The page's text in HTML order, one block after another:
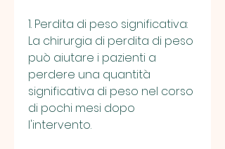
1. Perdita di peso significativa:
La chirurgia di perdita di peso
può aiutare i pazienti a
perdere una quantità
significativa di peso nel corso
di pochi mesi dopo
l'intervento.